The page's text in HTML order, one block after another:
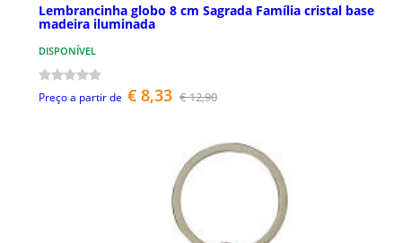
Lembrancinha globo 8 cm Sagrada Família cristal base
madeira iluminada
DISPONÍVEL
Preço a partir de € 8,33 € 12,90